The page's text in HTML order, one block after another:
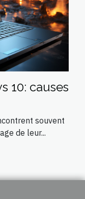
10: causes
souvent
de leur...